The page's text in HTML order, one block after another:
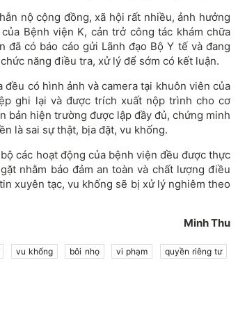
nộ cộng đồng, xã hội rất nhiều, ảnh hưởng
Bệnh viện K, cản trở công tác khám chữa
đã có báo cáo gửi Lãnh đạo Bộ Y tế và đang
năng điều tra, xử lý để sớm có kết luận.
đều có hình ảnh và camera tại khuôn viên của
ghi lại và được trích xuất nộp trình cho cơ
bản hiện trường được lập đầy đủ, chứng minh
là sai sự thật, bịa đặt, vu khống.
các hoạt động của bệnh viện đều được thực
nhằm bảo đảm an toàn và chất lượng điều
xuyên tạc, vu khống sẽ bị xử lý nghiêm theo
Minh Thu
vu khống bôi nhọ vi phạm
quyền riêng tư